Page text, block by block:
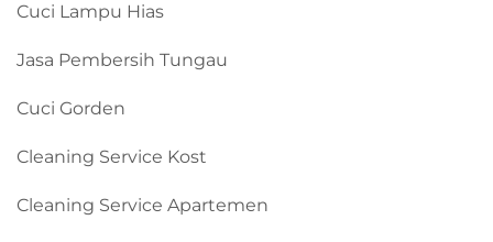
Cuci Lampu Hias
Jasa Pembersih Tungau
Cuci Gorden
Cleaning Service Kost
Cleaning Service Apartemen